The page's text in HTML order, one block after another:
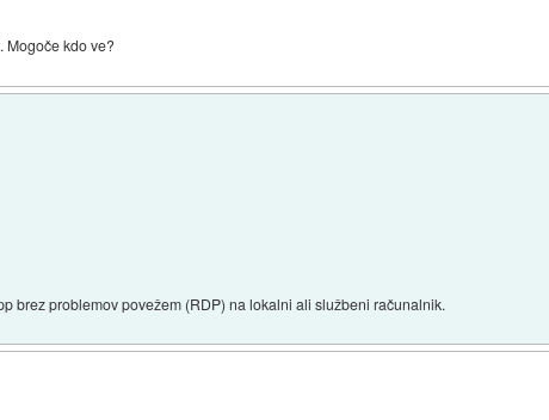
Mogoče kdo ve?
brez problemov povežem (RDP) na lokalni ali službeni računalnik.